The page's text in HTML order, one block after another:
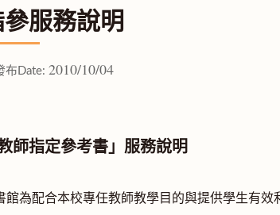
服務說明
布Date: 2010/10/04
教師指定參考書」服務說明
館為配合本校專任教師教學目的與提供學生有